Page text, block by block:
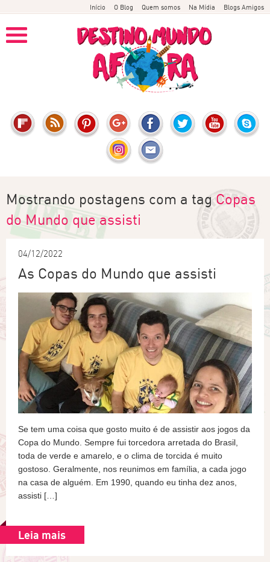
Início O Blog Quem somos Na Mídia Blogs Amigos
Mostrando postagens com a tagCopas
do Mundo que assisti
04/12/2022
As Copas do Mundo que assisti
Se tem uma coisa que gosto muito é de assistir aos jogos da
Copa do Mundo. Sempre fui torcedora arretada do Brasil,
toda de verde e amarelo, e o clima de torcida é muito
gostoso. Geralmente, nos reunimos em família, a cada jogo
na casa de alguém. Em 1990, quando eu tinha dez anos,
assisti […]
Leia mais